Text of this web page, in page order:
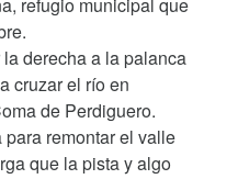
refugio municipal que
derecha a la palanca
cruzar el río en
de Perdiguero.
remontar el valle
que la pista y algo